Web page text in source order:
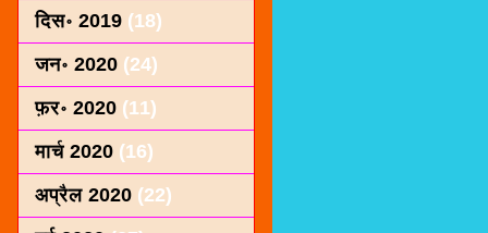
दिस॰ 2019 (18)
जन॰ 2020 (24)
फ़र॰ 2020 (11)
मार्च 2020 (16)
अप्रैल 2020 (22)